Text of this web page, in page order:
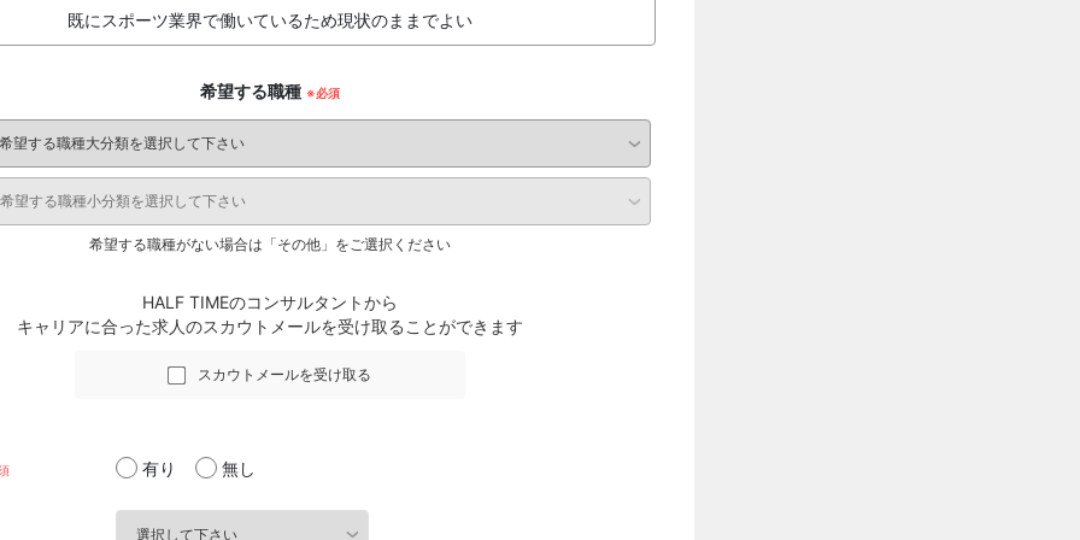
既にスポーツ業界で働いているため現状のままでよい
希望する職種
希望する職種がない場合は「その他」をご選択ください
HALF TIMEのコンサルタントから
キャリアに合った求人のスカウトメールを受け取ることができます
スカウトメールを受け取る
有り 無し